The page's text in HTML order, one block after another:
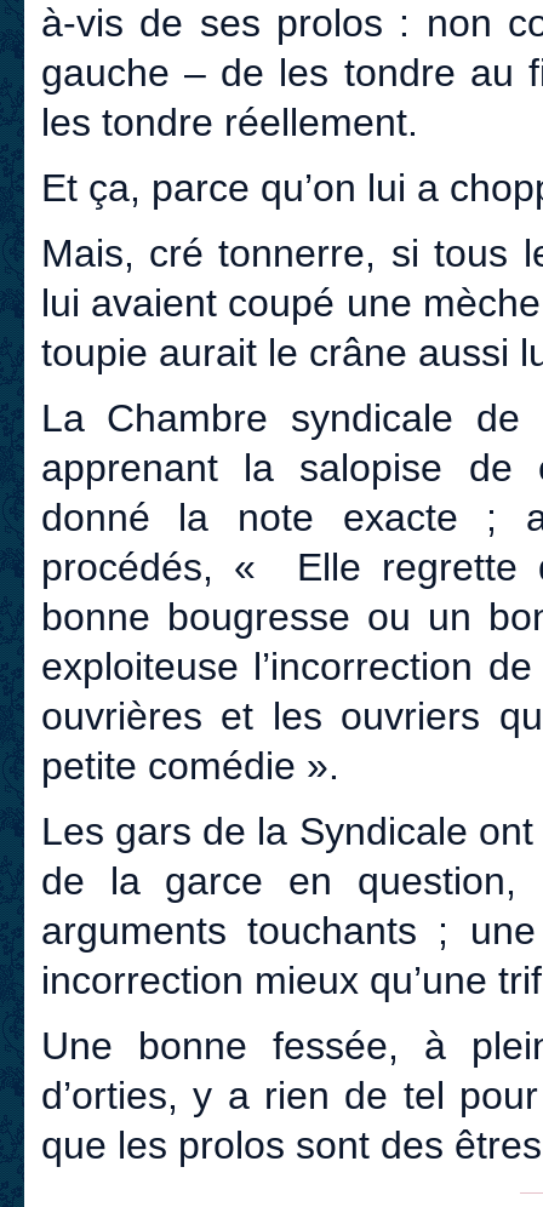
à-vis de ses prolos : non
gauche – de les tondre au
les tondre réellement.
Et ça, parce qu’on lui a
Mais, cré tonnerre, si tous
lui avaient coupé une
toupie aurait le crâne aussi
La Chambre syndicale de
apprenant la salopise de
donné la note exacte ;
procédés, « Elle regrette
bonne bougresse ou un
exploiteuse l’incorrection
ouvrières et les ouvriers
petite comédie ».
Les gars de la Syndicale
de la garce en
arguments touchants ;
incorrection mieux qu’une
Une bonne fessée, à
d’orties, y a rien de tel
que les prolos sont des